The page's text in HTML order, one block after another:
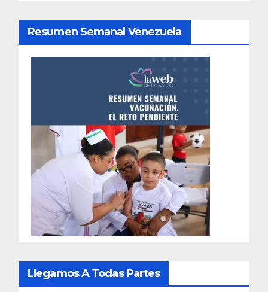
Resumen Semanal Venezuela
Llegamos A Todas Partes